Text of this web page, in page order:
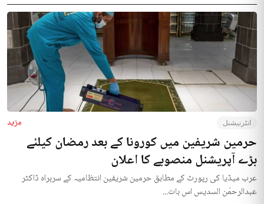
انٹرنیشنل مزید
حرمین شریفین میں کورونا کے بعد رمضان کیلئے
بڑے آپریشنل منصوبے کا اعلان
عرب میڈیا کی رپورٹ کے مطابق حرمین شریفین انتظامیہ کے سربراہ ڈاکٹر
عبدالرحمٰن السدیس اس بات...